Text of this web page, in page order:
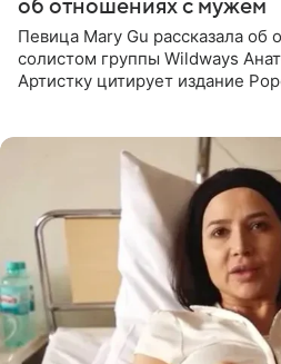
об отношениях с мужем
Певица Mary Gu рассказала
солистом группы Wildways
Артистку цитирует издание